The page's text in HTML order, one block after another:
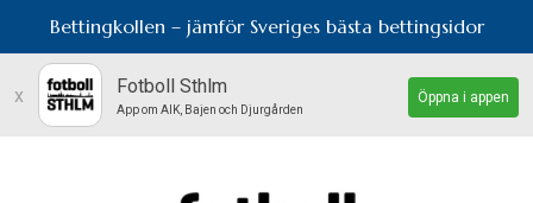
Bettingkollen – jämför Sveriges bästa bettingsidor
x Fotboll Sthlm
App om AIK, Bajen och Djurgården
Öppna i appen